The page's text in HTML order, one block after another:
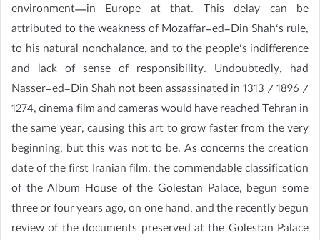
environment—in Europe at that. This delay can be
attributed to the weakness of Mozaffar-ed-Din Shah‘s rule,
to his natural nonchalance, and to the people‘s indifference
and lack of sense of responsibility. Undoubtedly, had
Nasser-ed-Din Shah not been assassinated in 1313 / 1896 /
1274, cinema film and cameras would have reached Tehran in
the same year, causing this art to grow faster from the very
beginning, but this was not to be. As concerns the creation
date of the first Iranian film, the commendable classification
of the Album House of the Golestan Palace, begun some
three or four years ago, on one hand, and the recently begun
review of the documents preserved at the Golestan Palace